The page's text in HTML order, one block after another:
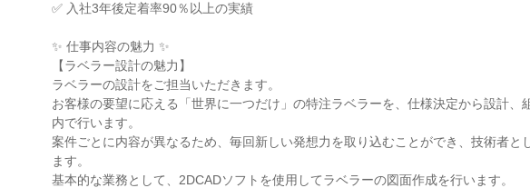
✅ 入社3年後定着率90％以上の実績
✨ 仕事内容の魅力 ✨
【ラベラー設計の魅力】
ラベラーの設計をご担当いただきます。
お客様の要望に応える「世界に一つだけ」の特注ラベラーを、仕様決定から設計、
内で行います。
案件ごとに内容が異なるため、毎回新しい発想力を取り込むことができ、技術者と
ます。
基本的な業務として、2DCADソフトを使用してラベラーの図面作成を行います。